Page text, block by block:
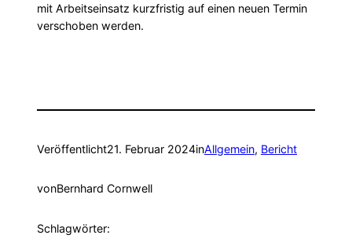
mit Arbeitseinsatz kurzfristig auf einen neuen Termin
verschoben werden.
Veröffentlicht21. Februar 2024inAllgemein, Bericht
vonBernhard Cornwell
Schlagwörter: